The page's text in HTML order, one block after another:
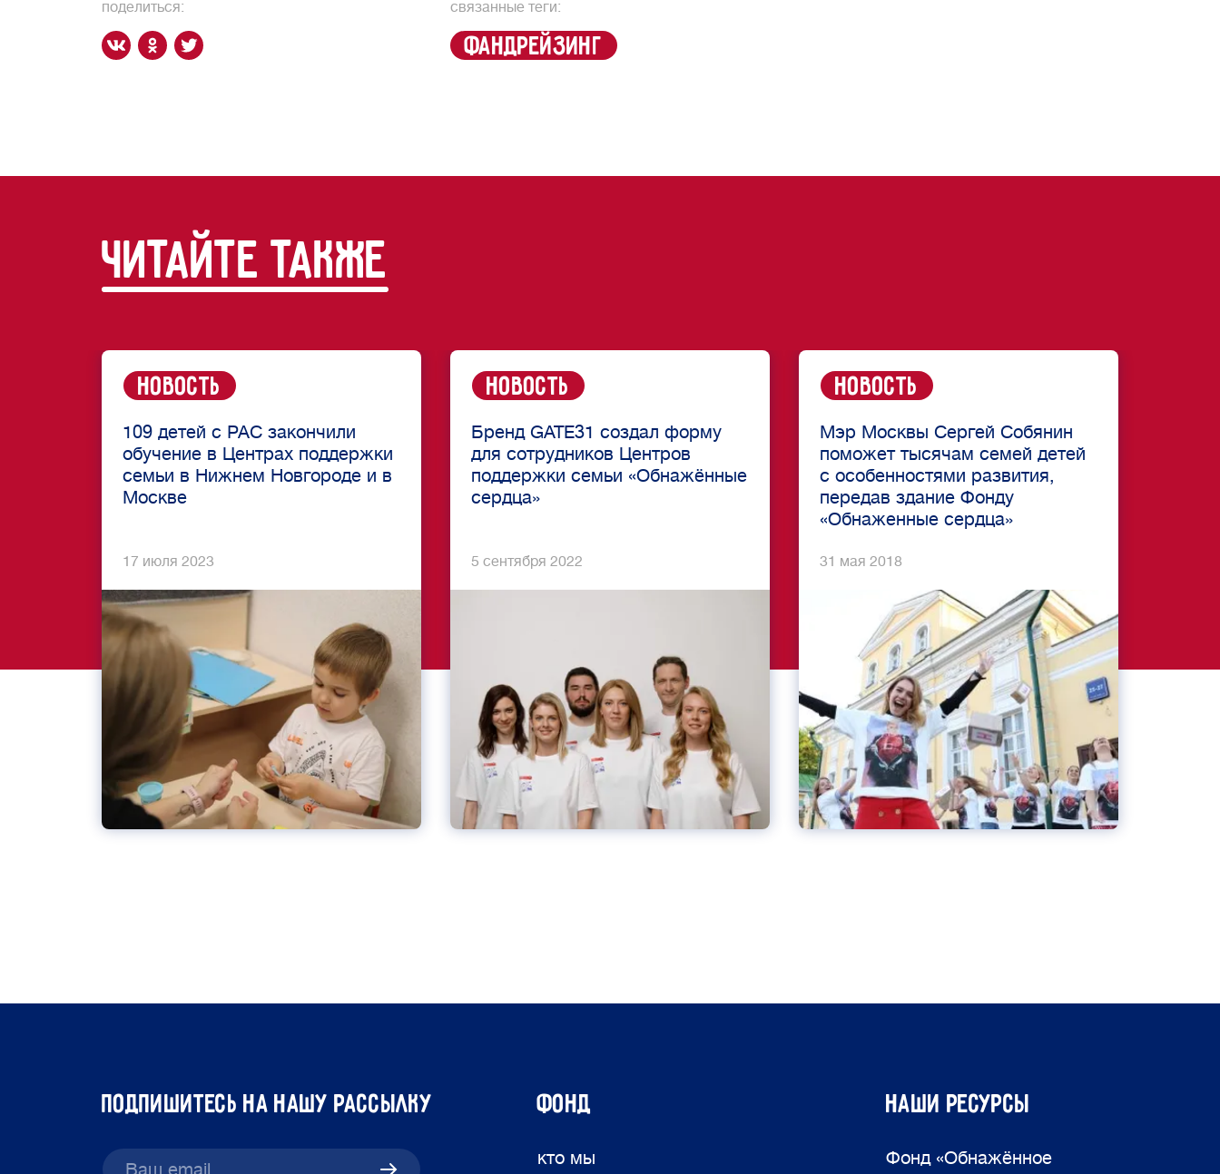
поделиться: связанные теги:
фандрейзинг
читайте также
Новость
109 детей с РАС закончили
обучение в Центрах поддержки
семьи в Нижнем Новгороде и в
Москве
17 июля 2023
Новость
Бренд GATE31 создал форму
для сотрудников Центров
поддержки семьи «Обнажённые
сердца»
5 сентября 2022
Новость
Мэр Москвы Сергей Собянин
поможет тысячам семей детей
с особенностями развития,
передав здание Фонду
«Обнаженные сердца»
31 мая 2018
подпишитесь на нашу рассылку ФОНД
кто мы
Наши ресурсы
Фонд «Обнажённое